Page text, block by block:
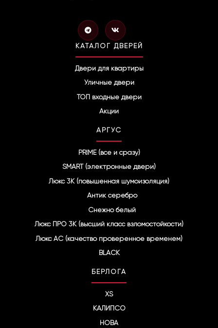
T
e
l
e
g
r
m
V
k
КАТАЛОГ ДВЕРЕЙ
Двери для квартиры
Уличные двери
ТОП входные двери
Акции
АРГУС
PRIME (все и сразу)
SMART (электронные двери)
Люкс 3К (повышенная шумоизоляция)
Антик серебро
Снежно белый
Люкс ПРО 3К (высший класс взломостойкости)
Люкс АС (качество проверенное временем)
BLACK
БЕРЛОГА
XS
КАЛИПСО
НОВА